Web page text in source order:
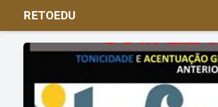
RETOEDU